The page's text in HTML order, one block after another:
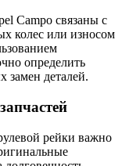
Campo связаны с
колес или износом
определить
замен деталей.
рейки важно